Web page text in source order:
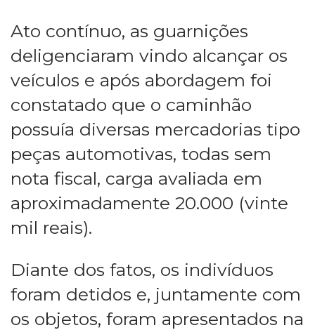
Ato contínuo, as guarnições
deligenciaram vindo alcançar os
veículos e após abordagem foi
constatado que o caminhão
possuía diversas mercadorias tipo
peças automotivas, todas sem
nota fiscal, carga avaliada em
aproximadamente 20.000 (vinte
mil reais).
Diante dos fatos, os indivíduos
foram detidos e, juntamente com
os objetos, foram apresentados na